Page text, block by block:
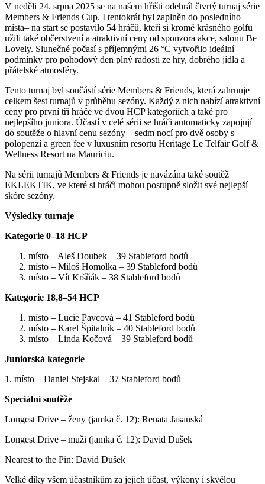
V neděli 24. srpna 2025 se na našem hřišti odehrál čtvrtý turnaj série
Members & Friends Cup. I tentokrát byl zaplněn do posledního
místa– na start se postavilo 54 hráčů, kteří si kromě krásného golfu
užili také občerstvení a atraktivní ceny od sponzora akce, salonu Be
Lovely. Slunečné počasí s příjemnými 26 °C vytvořilo ideální
podmínky pro pohodový den plný radosti ze hry, dobrého jídla a
přátelské atmosféry.
Tento turnaj byl součástí série Members & Friends, která zahrnuje
celkem šest turnajů v průběhu sezóny. Každý z nich nabízí atraktivní
ceny pro první tři hráče ve dvou HCP kategoriích a také pro
nejlepšího juniora. Účastí v celé sérii se hráči automaticky zapojují
do soutěže o hlavní cenu sezóny – sedm nocí pro dvě osoby s
polopenzí a green fee v luxusním resortu Heritage Le Telfair Golf &
Wellness Resort na Mauriciu.
Na sérii turnajů Members & Friends je navázána také soutěž
EKLEKTIK, ve které si hráči mohou postupně složit své nejlepší
skóre sezóny.
Výsledky turnaje
Kategorie 0–18 HCP
místo – Aleš Doubek – 39 Stableford bodů
místo – Miloš Homolka – 39 Stableford bodů
místo – Vít Kršňák – 38 Stableford bodů
Kategorie 18,8–54 HCP
místo – Lucie Pavcová – 41 Stableford bodů
místo – Karel Špitalník – 40 Stableford bodů
místo – Linda Kočová – 39 Stableford bodů
Juniorská kategorie
1. místo – Daniel Stejskal – 37 Stableford bodů
Speciální soutěže
Longest Drive – ženy (jamka č. 12): Renata Jasanská
Longest Drive – muži (jamka č. 12): David Dušek
Nearest to the Pin: David Dušek
Velké díky všem účastníkům za jejich účast, výkony i skvělou